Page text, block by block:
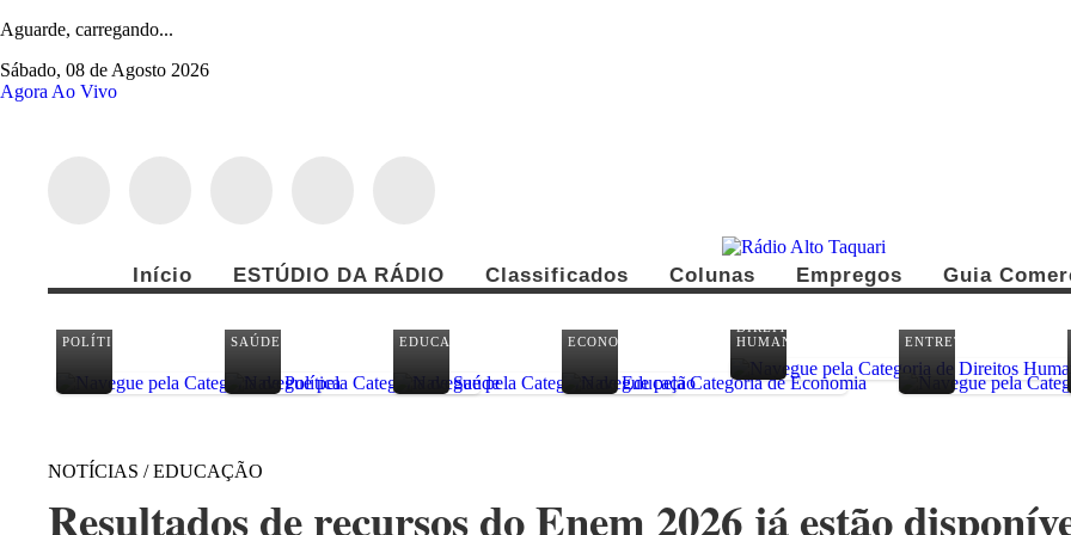
Aguarde, carregando...
Sábado, 08 de Agosto 2026
Agora Ao Vivo
Início ESTÚDIO DA RÁDIO Classificados Colunas Empregos Guia
POLÍTICA SAÚDE EDUCAÇÃO ECONOMIA
DIREITOS
HUMANOS
ENTRETENIMENTO
NOTÍCIAS / EDUCAÇÃO
Resultados de recursos do Enem 2026 já estão